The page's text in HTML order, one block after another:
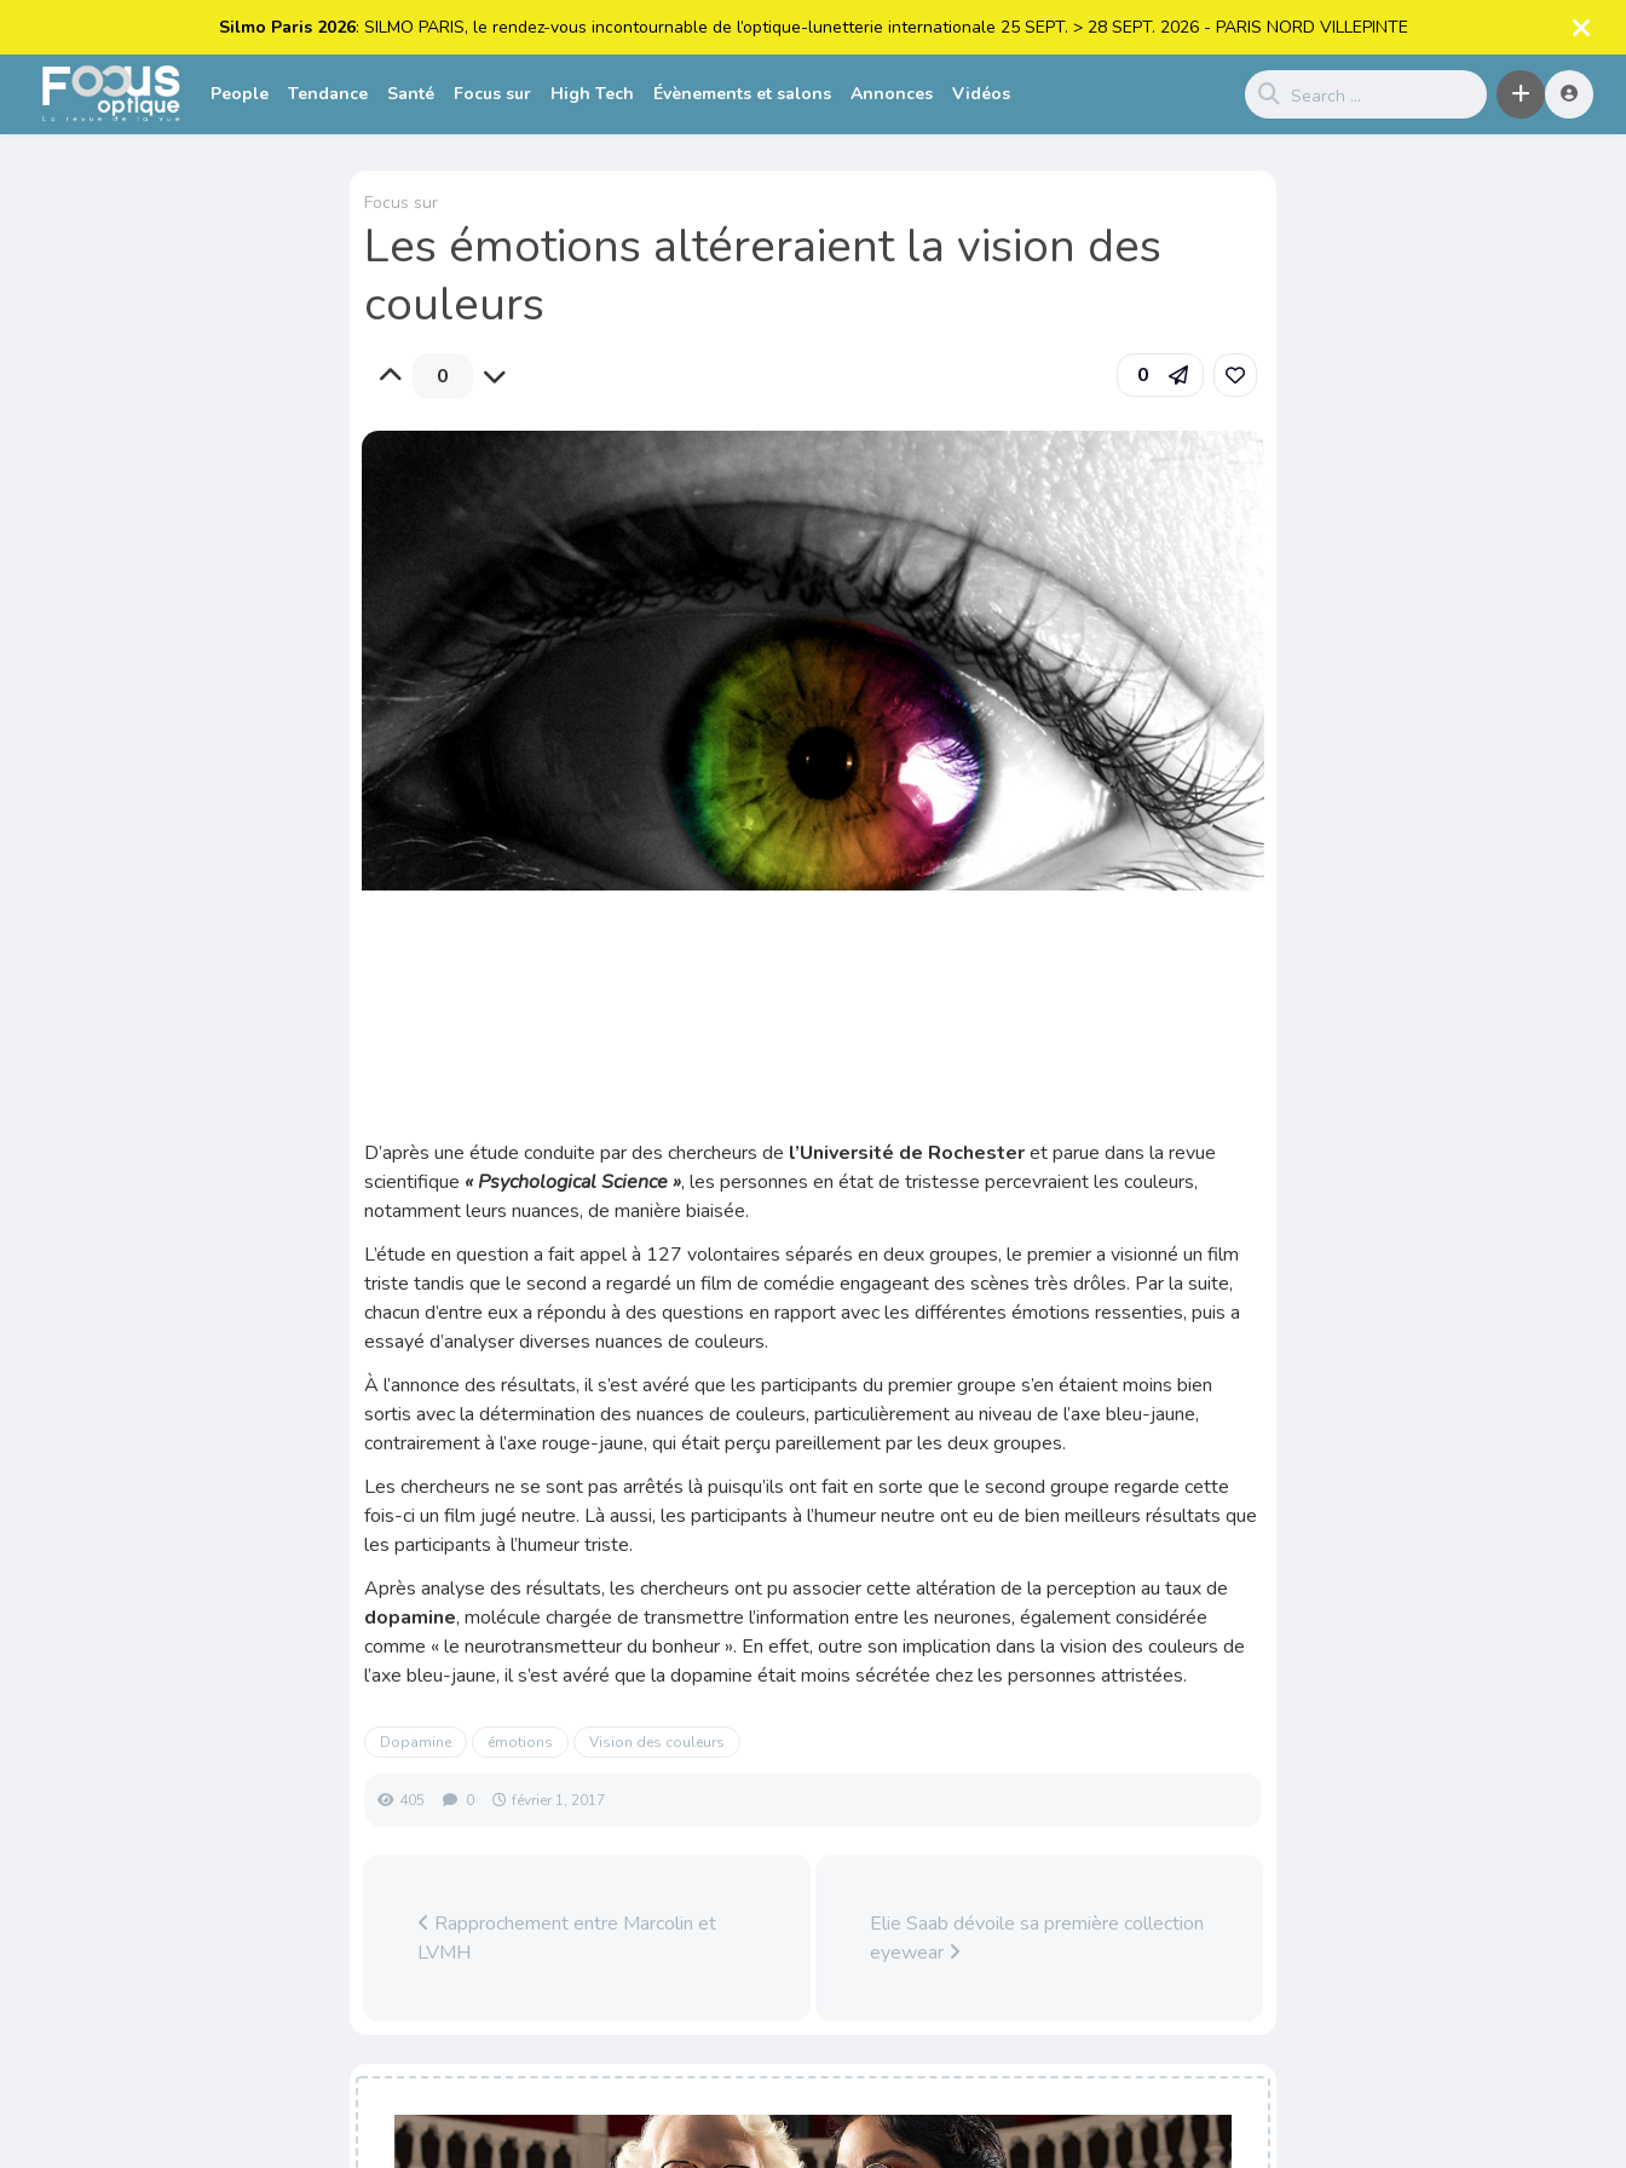
Silmo Paris 2026: SILMO PARIS, le rendez-vous incontournable de l’optique-lunetterie internationale 25 SEPT. > 28 SEPT. 2026 - PARIS NORD VILLEPINTE
People Tendance Santé Focus sur High Tech Évènements et salons Annonces Vidéos
Focus sur
Les émotions altéreraient la vision des
couleurs
0 0
D’après une étude conduite par des chercheurs de l’Université de Rochesteret parue dans la revue
scientifique « Psychological Science », les personnes en état de tristesse percevraient les couleurs,
notamment leurs nuances, de manière biaisée.
L’étude en question a fait appel à 127 volontaires séparés en deux groupes, le premier a visionné un film
triste tandis que le second a regardé un film de comédie engageant des scènes très drôles. Par la suite,
chacun d’entre eux a répondu à des questions en rapport avec les différentes émotions ressenties, puis a
essayé d’analyser diverses nuances de couleurs.
À l’annonce des résultats, il s’est avéré que les participants du premier groupe s’en étaient moins bien
sortis avec la détermination des nuances de couleurs, particulièrement au niveau de l’axe bleu-jaune,
contrairement à l’axe rouge-jaune, qui était perçu pareillement par les deux groupes.
Les chercheurs ne se sont pas arrêtés là puisqu’ils ont fait en sorte que le second groupe regarde cette
fois-ci un film jugé neutre. Là aussi, les participants à l’humeur neutre ont eu de bien meilleurs résultats que
les participants à l’humeur triste.
Après analyse des résultats, les chercheurs ont pu associer cette altération de la perception au taux de
dopamine, molécule chargée de transmettre l’information entre les neurones, également considérée
comme « le neurotransmetteur du bonheur ». En effet, outre son implication dans la vision des couleurs de
l’axe bleu-jaune, il s’est avéré que la dopamine était moins sécrétée chez les personnes attristées.
Dopamine émotions Vision des couleurs
405 0 février 1, 2017
Rapprochement entre Marcolin et
LVMH
Elie Saab dévoile sa première collection
eyewear